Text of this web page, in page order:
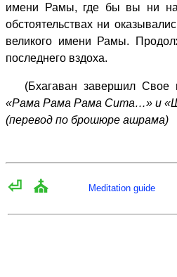
имени Рамы, где бы вы ни
обстоятельствах ни
великого имени Рамы.
последнего вздоха.
(Бхагаван завершил Свое
«Рама Рама Рама Сита…» и
(перевод по брошюре ашрама)
⏎ ⛪ Meditation guide